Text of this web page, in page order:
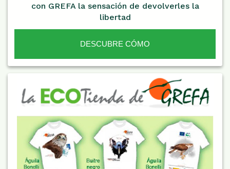
con GREFA la sensación de devolverles la
libertad
DESCUBRE CÓMO